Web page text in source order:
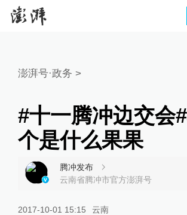
澎湃号·政务 >
#十一腾冲边交会
个是什么果果
腾冲发布
云南省腾冲市官方澎湃号
2017-10-01 15:15 云南